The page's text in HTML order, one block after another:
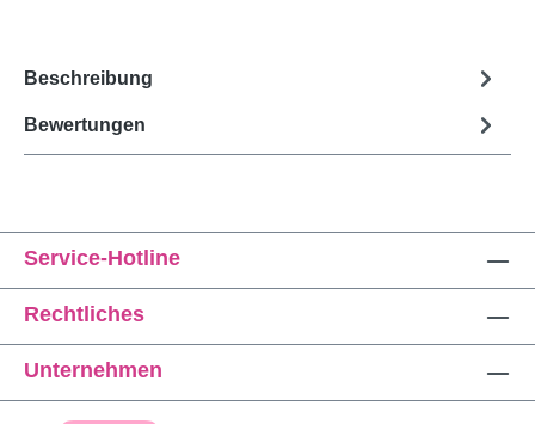
Beschreibung
Bewertungen
Service-Hotline
Rechtliches
Unternehmen